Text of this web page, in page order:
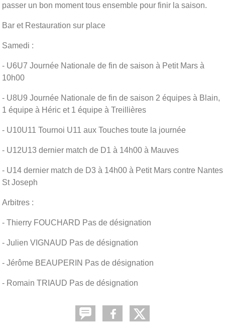
passer un bon moment tous ensemble pour finir la saison.
Bar et Restauration sur place
Samedi :
- U6U7 Journée Nationale de fin de saison à Petit Mars à
10h00
- U8U9 Journée Nationale de fin de saison 2 équipes à Blain,
1 équipe à Héric et 1 équipe à Treillières
- U10U11 Tournoi U11 aux Touches toute la journée
- U12U13 dernier match de D1 à 14h00 à Mauves
- U14 dernier match de D3 à 14h00 à Petit Mars contre Nantes
St Joseph
Arbitres :
- Thierry FOUCHARD Pas de désignation
- Julien VIGNAUD Pas de désignation
- Jérôme BEAUPERIN Pas de désignation
- Romain TRIAUD Pas de désignation